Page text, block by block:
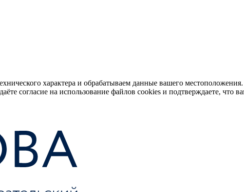
характера и обрабатываем данные вашего местоположения.
согласие на использование файлов cookies и подтверждаете, что